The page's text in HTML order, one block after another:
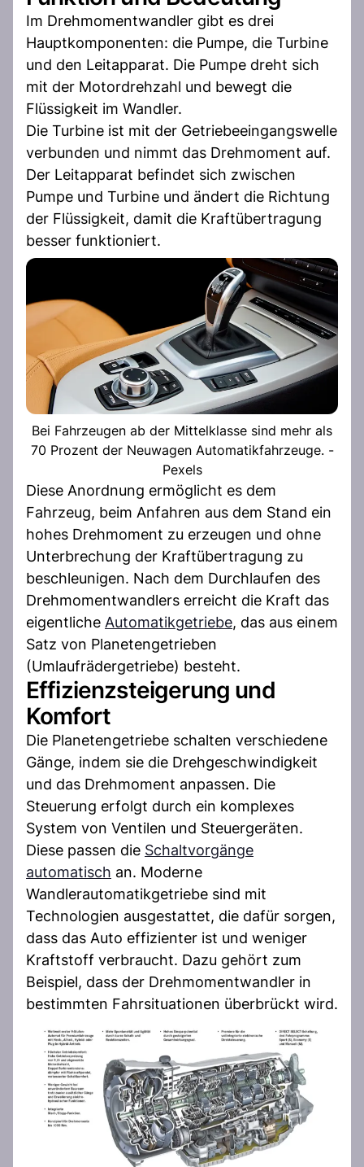
Im Drehmomentwandler gibt es drei
Hauptkomponenten: die Pumpe, die Turbine
und den Leitapparat. Die Pumpe dreht sich
mit der Motordrehzahl und bewegt die
Flüssigkeit im Wandler.
Die Turbine ist mit der Getriebeeingangswelle
verbunden und nimmt das Drehmoment auf.
Der Leitapparat befindet sich zwischen
Pumpe und Turbine und ändert die Richtung
der Flüssigkeit, damit die Kraftübertragung
besser funktioniert.
Bei Fahrzeugen ab der Mittelklasse sind mehr als
70 Prozent der Neuwagen Automatikfahrzeuge. -
Pexels
Diese Anordnung ermöglicht es dem
Fahrzeug, beim Anfahren aus dem Stand ein
hohes Drehmoment zu erzeugen und ohne
Unterbrechung der Kraftübertragung zu
beschleunigen. Nach dem Durchlaufen des
Drehmomentwandlers erreicht die Kraft das
eigentliche Automatikgetriebe, das aus einem
Satz von Planetengetrieben
(Umlaufrädergetriebe) besteht.
Effizienzsteigerung und
Komfort
Die Planetengetriebe schalten verschiedene
Gänge, indem sie die Drehgeschwindigkeit
und das Drehmoment anpassen. Die
Steuerung erfolgt durch ein komplexes
System von Ventilen und Steuergeräten.
Diese passen die Schaltvorgänge
automatisch an. Moderne
Wandlerautomatikgetriebe sind mit
Technologien ausgestattet, die dafür sorgen,
dass das Auto effizienter ist und weniger
Kraftstoff verbraucht. Dazu gehört zum
Beispiel, dass der Drehmomentwandler in
bestimmten Fahrsituationen überbrückt wird.